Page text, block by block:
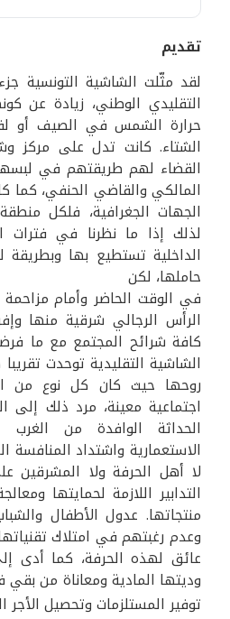
تقديم
لقد مثّلت الشاشية التونسية
التقليدي الوطني، زيادة عن
حرارة الشمس في الصيف أو
الشتاء. كانت تدل على مركز
القضاء لهم طريقتهم في
المالكي والقاضي الحنفي، كما
الجهات الجغرافية، فلكل
لذلك إذا ما نظرنا في
الداخلية تستطيع بها
حاملها، لكن
في الوقت الحاضر وأمام
الرأس الرجالي شرقية منها
كافة شرائح المجتمع مع ما
الشاشية التقليدية توحدت
روحها حيث كان كل نوع من
اجتماعية معينة، مرد ذلك إلى
الحداثة الوافدة من
الاستعمارية واشتداد
لا أهل الحرفة ولا المشرقين
التدابير اللازمة لحمايتها
منتجاتها. عدول الأطفال
وعدم رغبتهم في امتلاك
عائق لهذه الحرفة، كما أدى
وديتها المادية ومعاناة من
توفير المستلزمات وتحصيل